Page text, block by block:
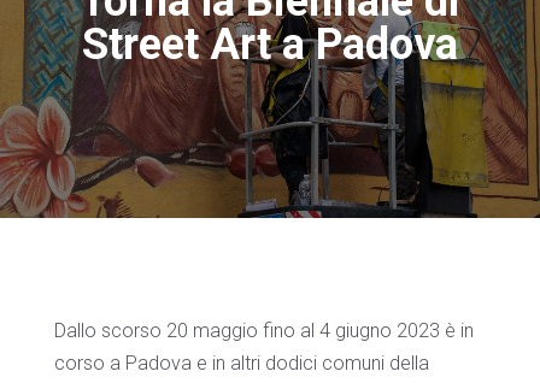
Street Art a Padova
Dallo scorso 20 maggio fino al 4 giugno 2023 è in
corso a Padova e in altri dodici comuni della